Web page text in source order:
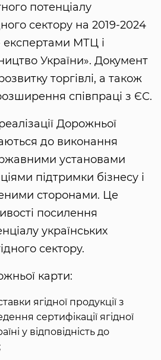
потенціалу
сектору на 2019-2024
МТЦ і
України». Документ
торгівлі, а також
співпраці з ЄС.
Дорожньої
до виконання
установами
підтримки бізнесу і
сторонами. Це
посилення
українських
сектору.
карти:
ягідної продукції з
сертифікації ягідної
у відповідність до